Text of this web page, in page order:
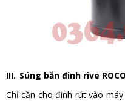
III. Súng bắn đinh rive
Chỉ cần cho đinh rút vào